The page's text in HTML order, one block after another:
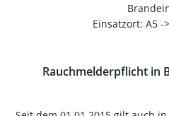
Einsatzort: A5 -
Rauchmelderpflicht in